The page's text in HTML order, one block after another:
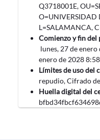
Q3718001E,
O=UNIVERSIDAD
L=SALAMANCA,
Comienzo y fin
‎lunes, ‎27‎ de
‎enero‎ de ‎2028
Límites de uso del
repudio, Cifrado
Huella digital del